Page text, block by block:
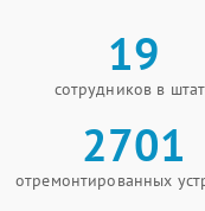
19
сотрудников в
2701
отремонтированных